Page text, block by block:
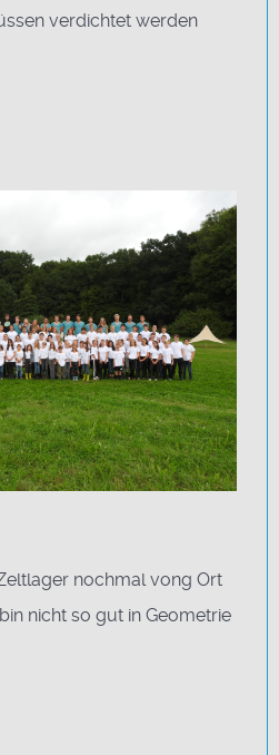
verdichtet werden
nochmal vong Ort
nicht so gut in Geometrie